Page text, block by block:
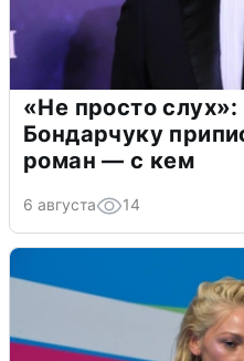
«Не просто
Бондарчуку
роман — с кем
6 августа 14